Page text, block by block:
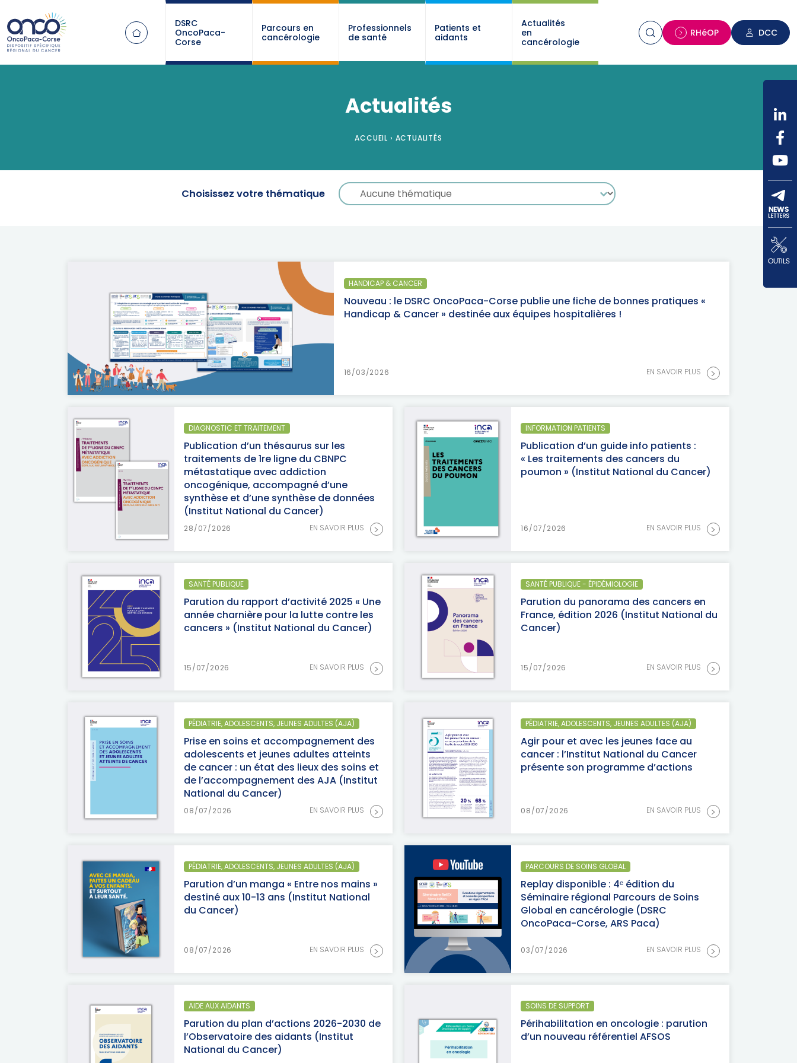
DSRC
OncoPaca-
Corse
Parcours en
cancérologie
Professionnels
de santé
Patients et
aidants
Actualités
en
cancérologie
RHéOP DCC
Actualités
ACCUEIL › ACTUALITÉS
Choisissez votre thématique Choisissez votre thématique
Choisissez votre thématique
HANDICAP & CANCER
Nouveau : le DSRC OncoPaca-Corse publie une fiche de bonnes pratiques «
Handicap & Cancer » destinée aux équipes hospitalières !
16/03/2026 EN SAVOIR PLUS >
DIAGNOSTIC ET TRAITEMENT
Publication d’un thésaurus sur les
traitements de 1re ligne du CBNPC
métastatique avec addiction
oncogénique, accompagné d’une
synthèse et d’une synthèse de données
(Institut National du Cancer)
28/07/2026 EN SAVOIR PLUS >
INFORMATION PATIENTS
Publication d’un guide info patients :
« Les traitements des cancers du
poumon » (Institut National du Cancer)
16/07/2026 EN SAVOIR PLUS >
SANTÉ PUBLIQUE
Parution du rapport d’activité 2025 « Une
année charnière pour la lutte contre les
cancers » (Institut National du Cancer)
15/07/2026 EN SAVOIR PLUS >
SANTÉ PUBLIQUE - ÉPIDÉMIOLOGIE
Parution du panorama des cancers en
France, édition 2026 (Institut National du
Cancer)
15/07/2026 EN SAVOIR PLUS >
PÉDIATRIE, ADOLESCENTS, JEUNES ADULTES (AJA)
Prise en soins et accompagnement des
adolescents et jeunes adultes atteints
de cancer : un état des lieux des soins et
de l’accompagnement des AJA (Institut
National du Cancer)
08/07/2026 EN SAVOIR PLUS >
PÉDIATRIE, ADOLESCENTS, JEUNES ADULTES (AJA)
Agir pour et avec les jeunes face au
cancer : l’Institut National du Cancer
présente son programme d’actions
08/07/2026 EN SAVOIR PLUS >
PÉDIATRIE, ADOLESCENTS, JEUNES ADULTES (AJA)
Parution d’un manga « Entre nos mains »
destiné aux 10-13 ans (Institut National
du Cancer)
08/07/2026 EN SAVOIR PLUS >
PARCOURS DE SOINS GLOBAL
Replay disponible : 4ᵉ édition du
Séminaire régional Parcours de Soins
Global en cancérologie (DSRC
OncoPaca-Corse, ARS Paca)
03/07/2026 EN SAVOIR PLUS >
AIDE AUX AIDANTS
Parution du plan d’actions 2026-2030 de
l’Observatoire des aidants (Institut
National du Cancer)
SOINS DE SUPPORT
Périhabilitation en oncologie : parution
d’un nouveau référentiel AFSOS